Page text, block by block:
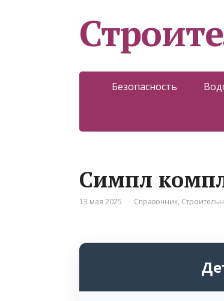
Безопасность
Симпл
13 мая 2025 Справочник,